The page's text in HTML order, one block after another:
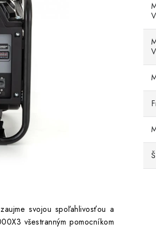
svojou spoľahlivosťou a
všestranným pomocníkom
V
V